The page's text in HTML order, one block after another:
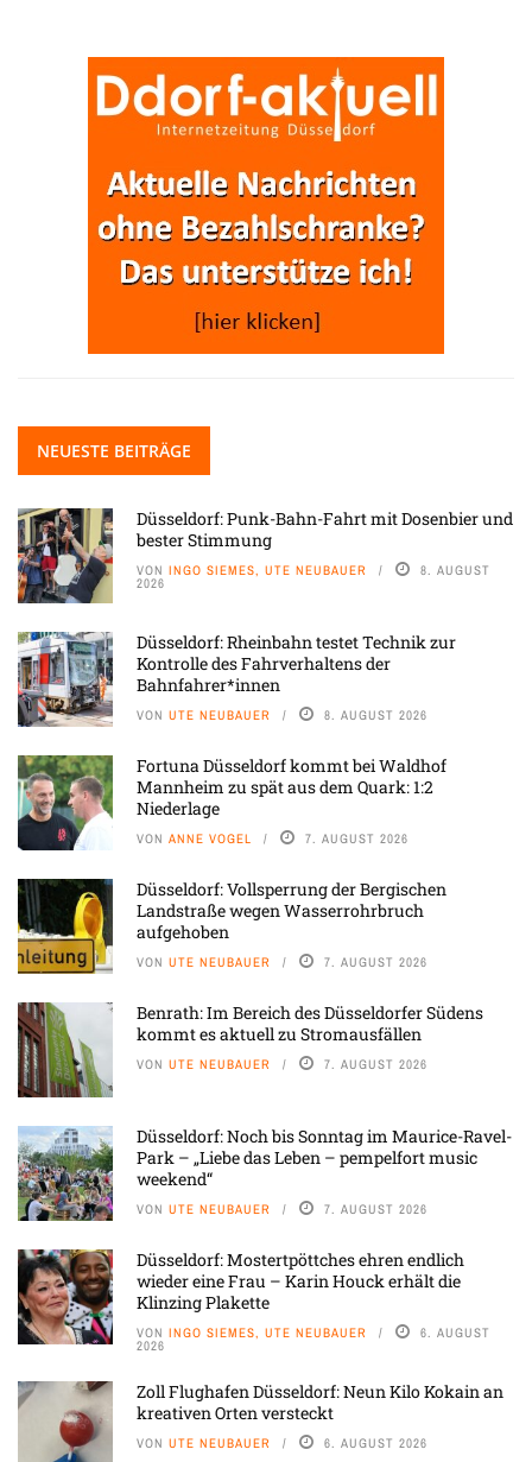
NEUESTE BEITRÄGE
Düsseldorf: Punk-Bahn-Fahrt mit Dosenbier und
bester Stimmung
VON INGO SIEMES, UTE NEUBAUER 8. AUGUST
2026
Düsseldorf: Rheinbahn testet Technik zur
Kontrolle des Fahrverhaltens der
Bahnfahrer*innen
VON UTE NEUBAUER 8. AUGUST 2026
Fortuna Düsseldorf kommt bei Waldhof
Mannheim zu spät aus dem Quark: 1:2
Niederlage
VON ANNE VOGEL 7. AUGUST 2026
Düsseldorf: Vollsperrung der Bergischen
Landstraße wegen Wasserrohrbruch
aufgehoben
VON UTE NEUBAUER 7. AUGUST 2026
Benrath: Im Bereich des Düsseldorfer Südens
kommt es aktuell zu Stromausfällen
VON UTE NEUBAUER 7. AUGUST 2026
Düsseldorf: Noch bis Sonntag im Maurice-Ravel-
Park – „Liebe das Leben – pempelfort music
weekend“
VON UTE NEUBAUER 7. AUGUST 2026
Düsseldorf: Mostertpöttches ehren endlich
wieder eine Frau – Karin Houck erhält die
Klinzing Plakette
VON INGO SIEMES, UTE NEUBAUER 6. AUGUST
2026
Zoll Flughafen Düsseldorf: Neun Kilo Kokain an
kreativen Orten versteckt
VON UTE NEUBAUER 6. AUGUST 2026